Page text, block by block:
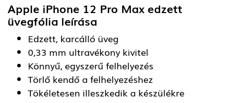
Apple iPhone 12 Pro Max edzett
üvegfólia leírása
Edzett, karcálló üveg
0,33 mm ultravékony kivitel
Könnyű, egyszerű felhelyezés
Törlő kendő a felhelyezéshez
Tökéletesen illeszkedik a készülékre